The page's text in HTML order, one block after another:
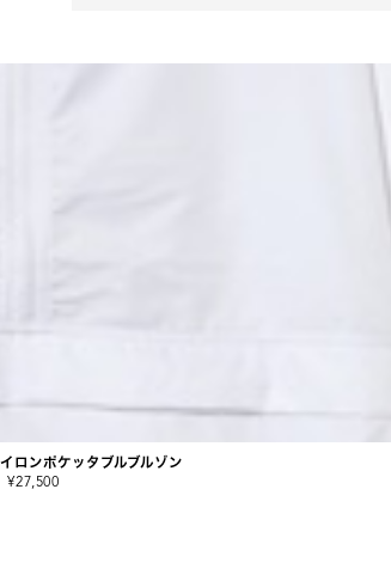
ロンポケッタブルブルゾン
¥27,500